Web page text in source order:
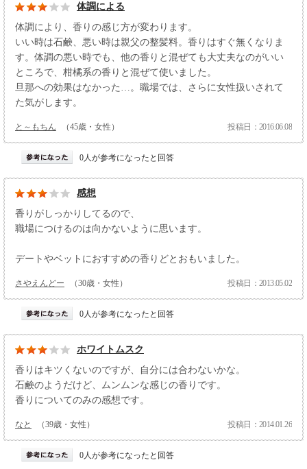
体調による
体調により、香りの感じ方が変わります。
いい時は石鹸、悪い時は親父の整髪料。香りはすぐ無くなりま
す。体調の悪い時でも、他の香りと混ぜても大丈夫なのがいい
ところで、柑橘系の香りと混ぜて使いました。
旦那への効果はなかった…。職場では、さらに女性扱いされて
た気がします。
と～もちん （45歳・女性） 投稿日：2016.06.08
0人が参考になったと回答
感想
香りがしっかりしてるので、
職場につけるのは向かないように思います。
デートやベットにおすすめの香りどとおもいました。
さやえんどー （30歳・女性） 投稿日：2013.05.02
0人が参考になったと回答
ホワイトムスク
香りはキツくないのですが、自分には合わないかな。
石鹸のようだけど、ムンムンな感じの香りです。
香りについてのみの感想です。
なと （39歳・女性） 投稿日：2014.01.26
0人が参考になったと回答